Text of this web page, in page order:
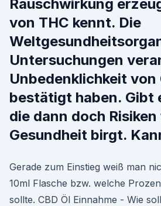
Rauschwirkung
von THC kennt. Die
Untersuchungen
Unbedenklichkeit von
bestätigt haben. Gibt
die dann doch
Gesundheit birgt.
Gerade zum Einstieg weiß man
10ml Flasche bzw. welche
sollte. CBD Öl Einnahme - Wie